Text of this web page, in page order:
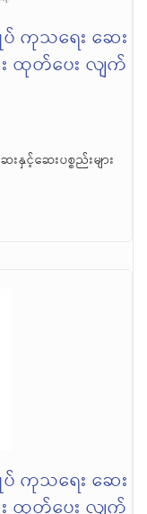
ပ် ကုသရေး ဆေး
း ထုတ်ပေး လျက်
နှင့်ဆေးပစ္စည်းများ
ပ် ကုသရေး ဆေး